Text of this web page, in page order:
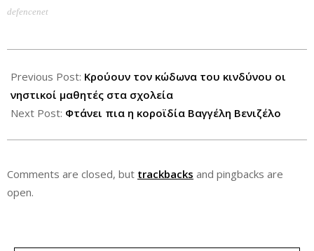
defencenet
10-
03
Previous Post: Κρούουν τον κώδωνα του κινδύνου οι
νηστικοί μαθητές στα σχολεία
Next Post: Φτάνει πια η κοροϊδία Βαγγέλη Βενιζέλο
Comments are closed, but trackbacks and pingbacks are
open.